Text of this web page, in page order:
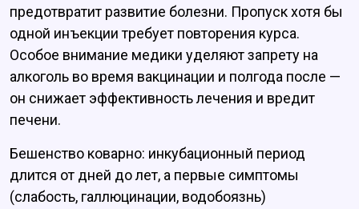
предотвратит развитие болезни. Пропуск хотя бы
одной инъекции требует повторения курса.
Особое внимание медики уделяют запрету на
алкоголь во время вакцинации и полгода после —
он снижает эффективность лечения и вредит
печени.
Бешенство коварно: инкубационный период
длится от дней до лет, а первые симптомы
(слабость, галлюцинации, водобоязнь)